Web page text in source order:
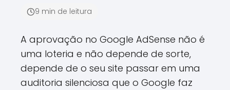
9 min de leitura
A aprovação no Google AdSense não é
uma loteria e não depende de sorte,
depende de o seu site passar em uma
auditoria silenciosa que o Google faz